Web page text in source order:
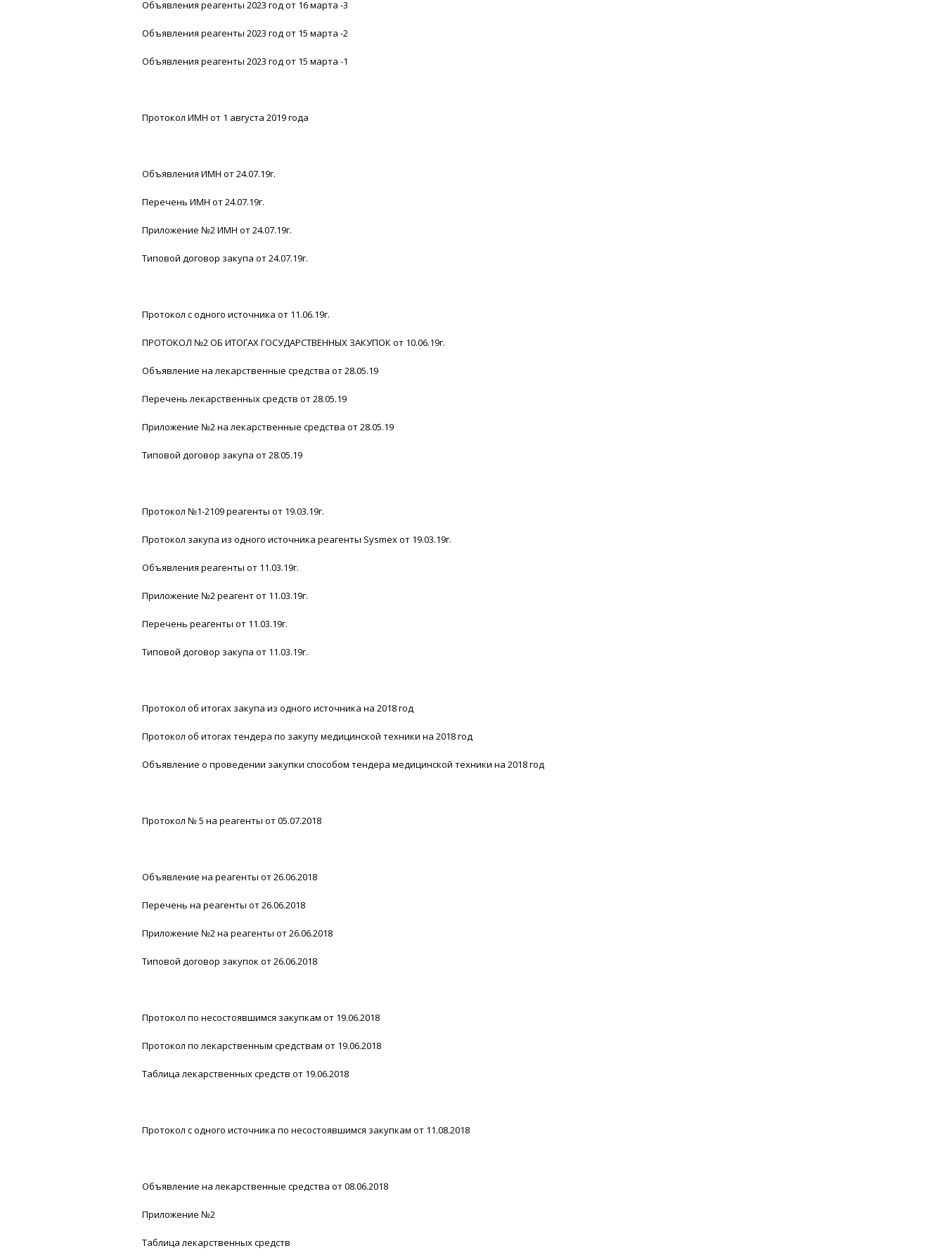
Объявления реагенты 2023 год от 16 марта -3
Объявления реагенты 2023 год от 15 марта -2
Объявления реагенты 2023 год от 15 марта -1
Протокол ИМН от 1 августа 2019 года
Объявления ИМН от 24.07.19г.
Перечень ИМН от 24.07.19г.
Приложение №2 ИМН от 24.07.19г.
Типовой договор закупа от 24.07.19г.
Протокол с одного источника от 11.06.19г.
ПРОТОКОЛ №2 ОБ ИТОГАХ ГОСУДАРСТВЕННЫХ ЗАКУПОК от 10.06.19г.
Объявление на лекарственные средства от 28.05.19
Перечень лекарственных средств от 28.05.19
Приложение №2 на лекарственные средства от 28.05.19
Типовой договор закупа от 28.05.19
Протокол №1-2109 реагенты от 19.03.19г.
Протокол закупа из одного источника реагенты Sysmex от 19.03.19г.
Объявления реагенты от 11.03.19г.
Приложение №2 реагент от 11.03.19г.
Перечень реагенты от 11.03.19г.
Типовой договор закупа от 11.03.19г.
Протокол об итогах закупа из одного источника на 2018 год
Протокол об итогах тендера по закупу медицинской техники на 2018 год
Объявление о проведении закупки способом тендера медицинской техники на 2018 год
Протокол № 5 на реагенты от 05.07.2018
Объявление на реагенты от 26.06.2018
Перечень на реагенты от 26.06.2018
Приложение №2 на реагенты от 26.06.2018
Типовой договор закупок от 26.06.2018
Протокол по несостоявшимся закупкам от 19.06.2018
Протокол по лекарственным средствам от 19.06.2018
Таблица лекарственных средств от 19.06.2018
Протокол с одного источника по несостоявшимся закупкам от 11.08.2018
Объявление на лекарственные средства от 08.06.2018
Приложение №2
Таблица лекарственных средств